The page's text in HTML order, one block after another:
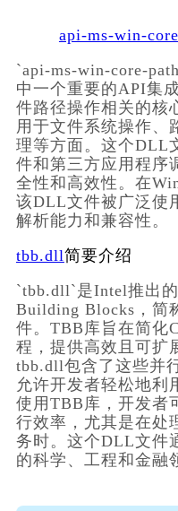
api-ms-win-
`api-ms-win-core-
中一个重要的API集
件路径操作相关的核
用于文件系统操作、
理等方面。这个DLL
件和第三方应用程序
全性和高效性。在
该DLL文件被广泛使
解析能力和兼容性。
tbb.dll简要介绍
`tbb.dll`是Intel推出
Building Blocks，简
件。TBB库旨在简化
程，提供高效且可扩
tbb.dll包含了这些并
允许开发者轻松地利
使用TBB库，开发者
行效率，尤其是在处
务时。这个DLL文件
的科学、工程和金融